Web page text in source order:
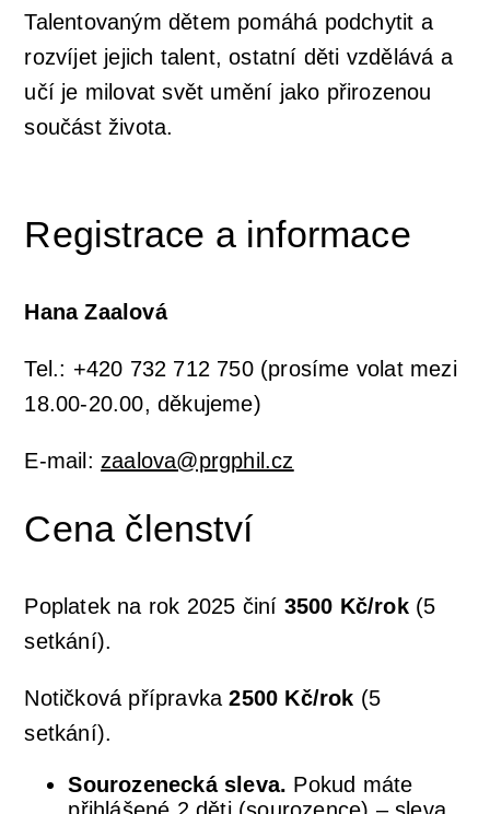
Talentovaným dětem pomáhá podchytit a
rozvíjet jejich talent, ostatní děti vzdělává a
učí je milovat svět umění jako přirozenou
součást života.
Registrace a informace
Hana Zaalová
Tel.: +420 732 712 750 (prosíme volat mezi
18.00-20.00, děkujeme)
E-mail: zaalova@prgphil.cz
Cena členství
Poplatek na rok 2025 činí 3500 Kč/rok(5
setkání).
Notičková přípravka2500 Kč/rok (5
setkání).
Sourozenecká sleva. Pokud máte